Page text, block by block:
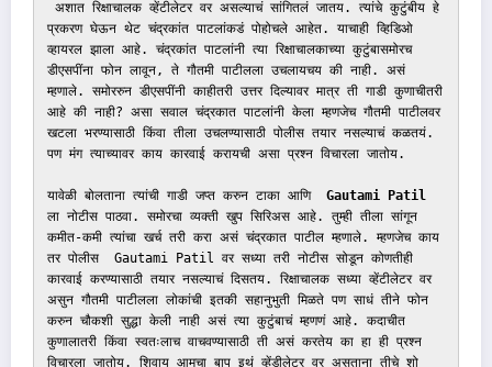
प्रकरण घेऊन थेट चंद्रकांत पाटलांकडं पोहोचले आहेत. याचाही व्हिडिओ
व्हायरल झाला आहे. चंद्रकांत पाटलांनी त्या रिक्षाचालकाच्या कुटुंबासमोरच
डीएसपींना फोन लावून, ते गौतमी पाटीलला उचलायचय की नाही. असं
म्हणाले. समोररुन डीएसपींनी काहीतरी उत्तर दिल्यावर मात्र ती गाडी कुणाचीतरी
आहे की नाही? असा सवाल चंद्रकात पाटलांनी केला म्हणजेच गौतमी पाटीलवर
खटला भरण्यासाठी किंवा तीला उचलण्यासाठी पोलीस तयार नसल्याचं कळतयं.
पण मंग त्याच्यावर काय कारवाई करायची असा प्रश्न विचारला जातोय.
यावेळी बोलताना त्यांची गाडी जप्त करुन टाका आणि
Gautami Patil
ला नोटीस पाठवा. समोरचा व्यक्ती खुप सिरिअस आहे. तुम्ही तीला सांगून
कमीत-कमी त्यांचा खर्च तरी करा असं चंद्रकात पाटील म्हणाले. म्हणजेच काय
तर पोलीस  Gautami Patil वर सध्या तरी नोटीस सोडून कोणतीही
कारवाई करण्यासाठी तयार नसल्याचं दिसतय. रिक्षाचालक सध्या व्हेंटीलेटर वर
असुन गौतमी पाटीलला लोकांची इतकी सहानुभुती मिळते पण साधं तीने फोन
करुन चौकशी सुद्धा केली नाही असं त्या कुटुंबाचं म्हणणं आहे. कदाचीत
कुणालातरी किंवा स्वतःलाच वाचवण्यासाठी ती असं करतेय का हा ही प्रश्न
विचारला जातोय. शिवाय आमचा बाप इथं व्हेंडीलेटर वर असताना तीचे शो